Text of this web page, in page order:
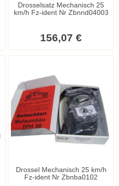
Drosselsatz Mechanisch 25
km/h Fz-ident Nr Zbnnd04003
156,07 €
Drossel Mechanisch 25 km/h
Fz-ident Nr Zbnba0102